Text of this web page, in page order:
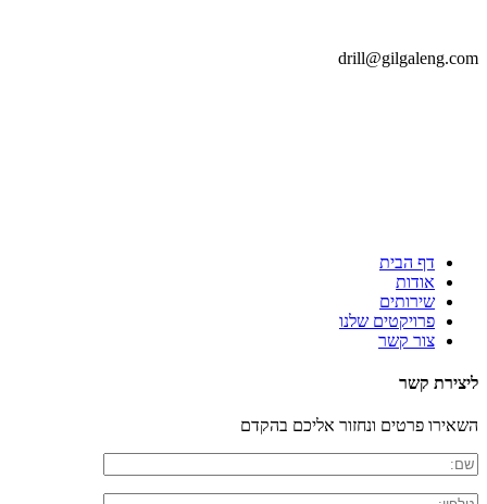
drill@gilgaleng.com
דף הבית
אודות
שירותים
פרויקטים שלנו
צור קשר
ליצירת קשר
השאירו פרטים ונחזור אליכם בהקדם